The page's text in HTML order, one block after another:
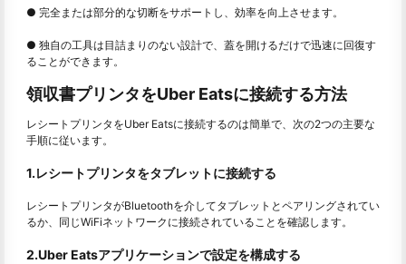
● 完全または部分的な切断をサポートし、効率を向上させます。
● 独自の工具は目詰まりのない設計で、蓋を開けるだけで迅速に回復す
ることができます。
領収書プリンタをUber Eatsに接続する方法
レシートプリンタをUber Eatsに接続するのは簡単で、次の2つの主要な
手順に従います。
1.レシートプリンタをタブレットに接続する
レシートプリンタがBluetoothを介してタブレットとペアリングされてい
るか、同じWiFiネットワークに接続されていることを確認します。
2.Uber Eatsアプリケーションで設定を構成する